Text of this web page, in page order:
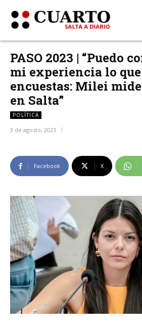
PASO 2023 | “Puedo
mi experiencia lo
encuestas: Milei
en Salta”
POLÍTICA
3 de agosto, 2023
Facebook X